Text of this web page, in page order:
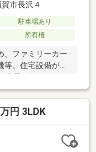
市長沢４
駐車場あり
所有権
、ファミリーカー
、住宅設備が充
側道路は私道
に関する覚書を締
円 3LDK